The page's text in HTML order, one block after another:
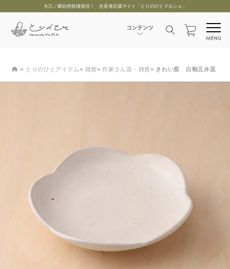
大江ノ郷自然牧場発信！ 生産者応援サイト「とりのひとマルシェ」
とりのひとアイテム 雑貨 作家さん器・雑貨 きわい窯 白釉五弁皿